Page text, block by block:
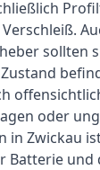
sollten
oder
in Zwickau
Batterie und